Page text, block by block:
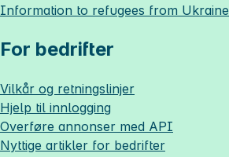
Information to refugees from Ukraine
For bedrifter
Vilkår og retningslinjer
Hjelp til innlogging
Overføre annonser med API
Nyttige artikler for bedrifter